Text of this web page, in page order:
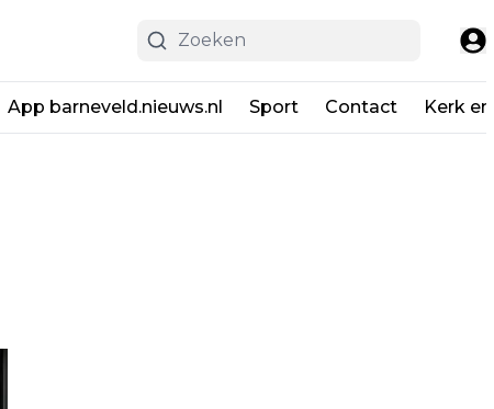
App barneveld.nieuws.nl Sport Contact Kerk